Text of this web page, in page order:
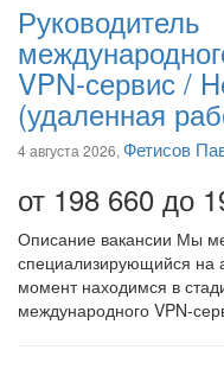
Руководитель
VPN-сервис /
(удаленная
4 августа 2026, Фетисов
от 198 660 до
Описание вакансии Мы
специализирующийся на
момент находимся в
международного VPN-